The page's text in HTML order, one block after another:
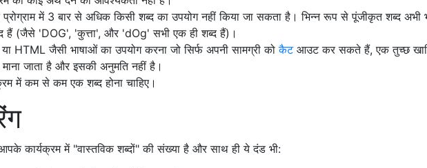
में 3 बार से अधिक किसी शब्द का उपयोग नहीं किया जा सकता है। भिन्न रूप से पूंजीकृत शब्द अभी
हैं (जैसे 'DOG', 'कुत्ता', और 'dOg' सभी एक ही शब्द हैं)।
HTML जैसी भाषाओं का उपयोग करना जो सिर्फ अपनी सामग्री कोकैटआउट कर सकते हैं, एक तुच्छ
जाता है और इसकी अनुमति नहीं है।
में कम से कम एक शब्द होना चाहिए।
कार्यक्रम में "वास्तविक शब्दों" की संख्या है और साथ ही ये दंड भी: